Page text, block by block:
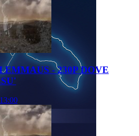
- 230P DOVE